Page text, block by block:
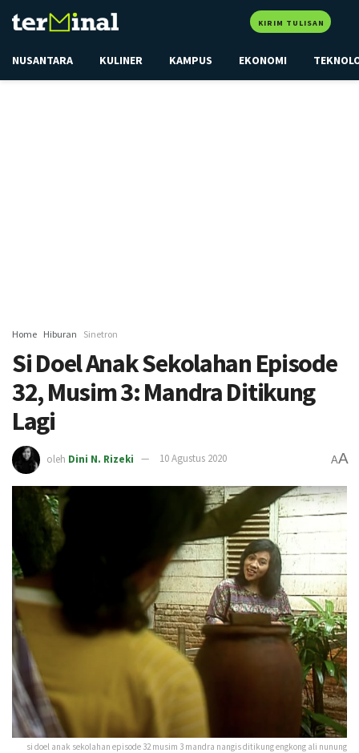
KIRIM TULISAN
NUSANTARA KULINER KAMPUS EKONOMI
Home Hiburan Sinetron
Si Doel Anak Sekolahan Episode
32, Musim 3: Mandra Ditikung
Lagi
oleh Dini N. Rizeki 10 Agustus 2020 AA
si doel anak sekolahan episode 32 musim 3 mandra nangis ditikung engkong ali nunung